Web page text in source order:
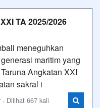
TA 2025/2026
meneguhkan
maritim yang
Angkatan XXI
sakral i
Dilihat 667 kali